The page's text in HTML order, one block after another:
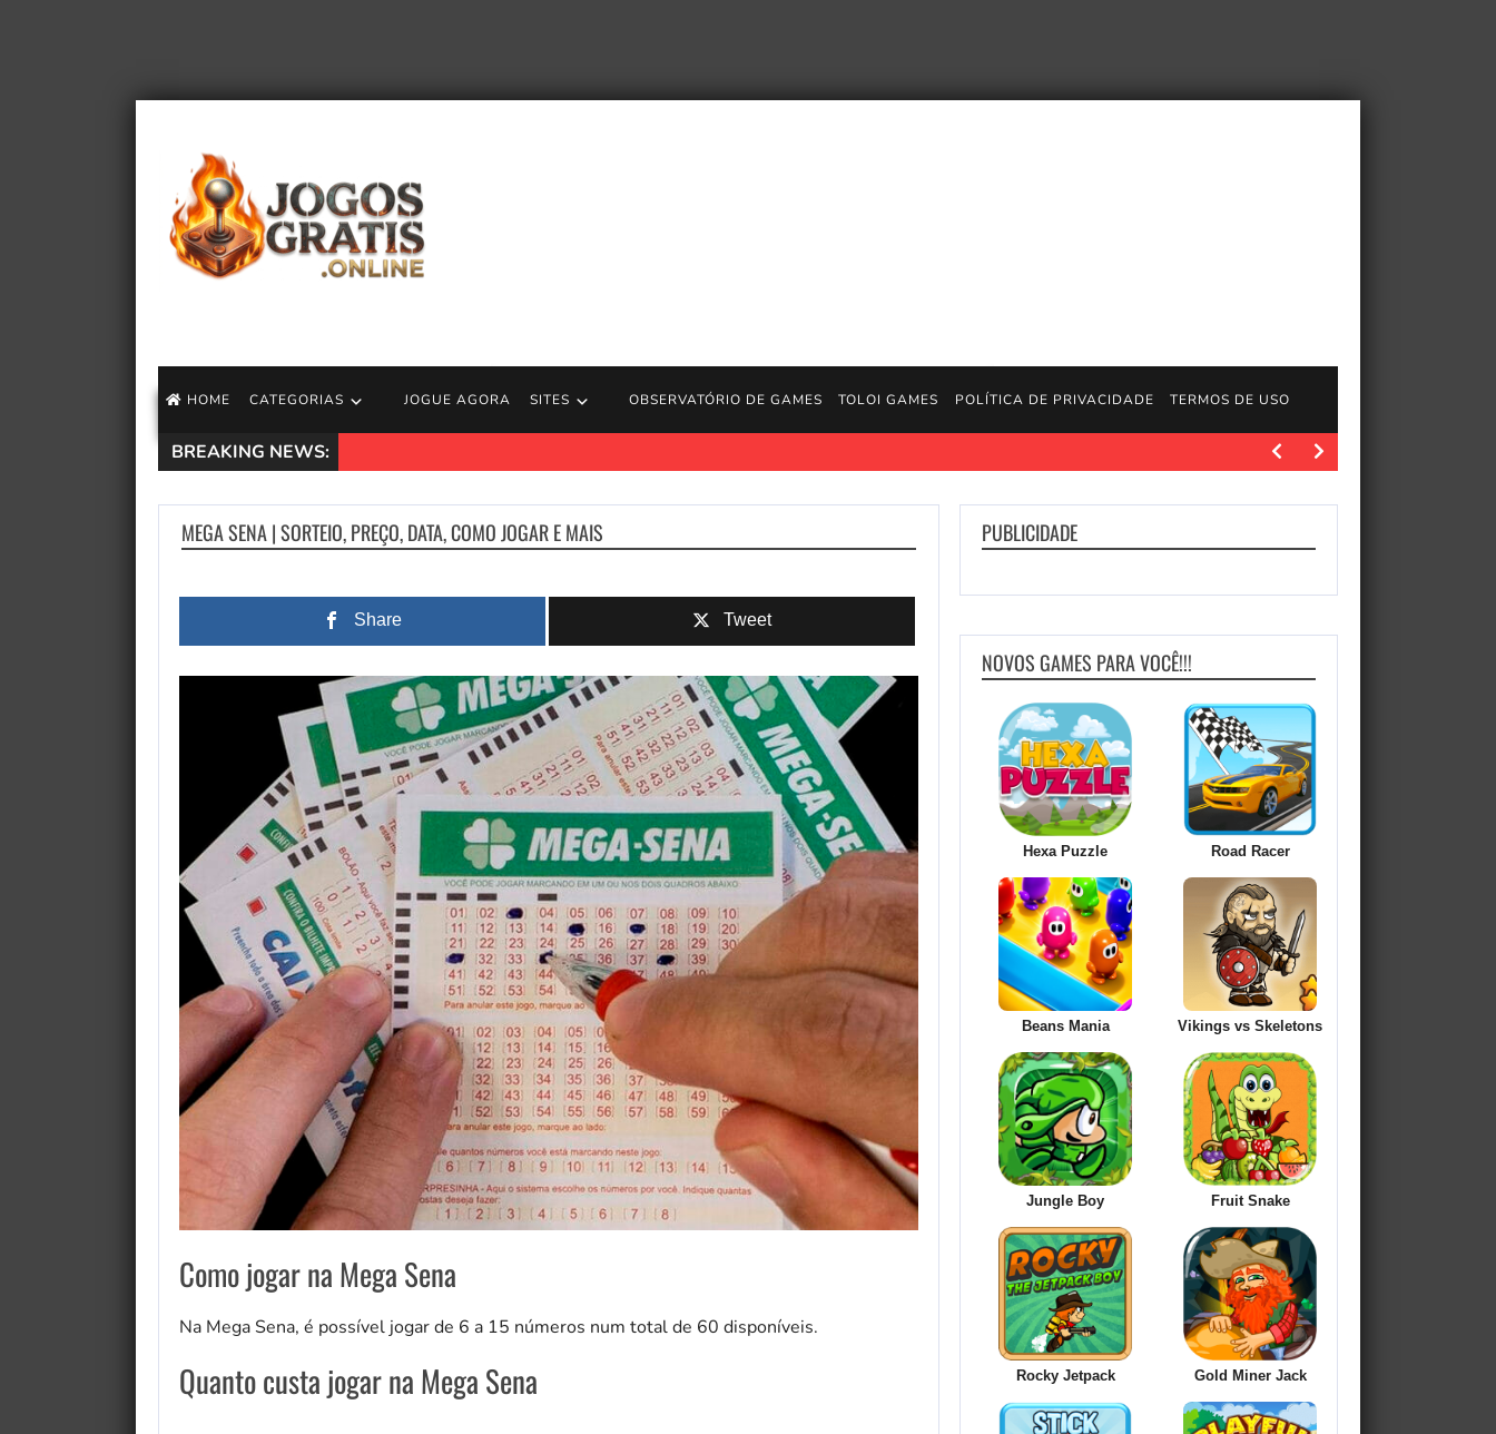
HOME CATEGORIAS JOGUE AGORA SITES OBSERVATÓRIO DE GAMES TOLOI GAMES POLÍTICA DE PRIVACIDADE TERMOS DE USO
BREAKING NEWS: https://store.playstation.com/en-us/concept/10018975 O jogo do influenciador e
MEGA SENA | SORTEIO, PREÇO, DATA, COMO JOGAR E MAIS
Share Tweet
Como jogar na Mega Sena
Na Mega Sena, é possível jogar de 6 a 15 números num total de 60 disponíveis.
Quanto custa jogar na Mega Sena
PUBLICIDADE
NOVOS GAMES PARA VOCÊ!!!
Hexa Puzzle Road Racer
Beans Mania Vikings vs Skeletons
Jungle Boy Fruit Snake
Rocky Jetpack Gold Miner Jack